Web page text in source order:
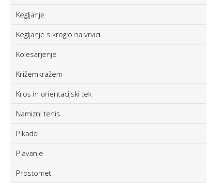
Kegljanje
Kegljanje s kroglo na vrvici
Kolesarjenje
Križemkražem
Kros in orientacijski tek
Namizni tenis
Pikado
Plavanje
Prostomet